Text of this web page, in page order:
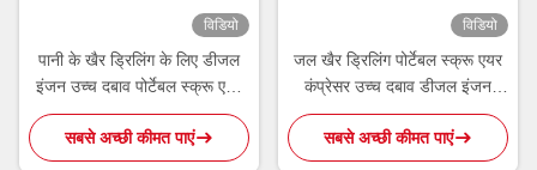
विडियो
पानी के खैर ड्रिलिंग के लिए डीजल
इंजन उच्च दबाव पोर्टेबल स्क्रू एयर
कंप्रेसर
सबसे अच्छी कीमत पाएं
विडियो
जल खैर ड्रिलिंग पोर्टेबल स्क्रू एयर
कंप्रेसर उच्च दबाव डीजल इंजन
प्रकार
सबसे अच्छी कीमत पाएं